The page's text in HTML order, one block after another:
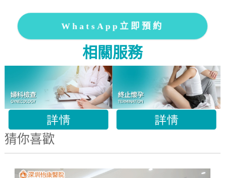
WhatsApp立即預約
相關服務
猜你喜歡